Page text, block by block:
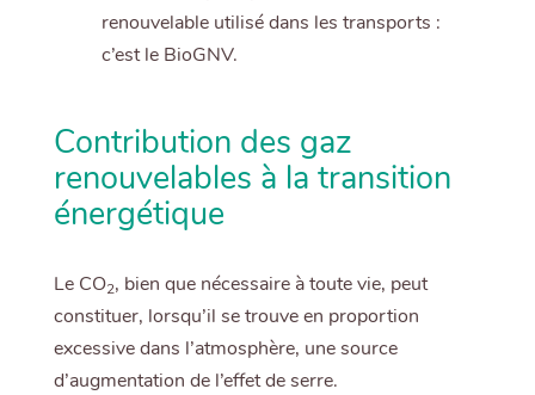
renouvelable utilisé dans les transports :
c’est le BioGNV.
Contribution des gaz
renouvelables à la transition
énergétique
Le CO2, bien que nécessaire à toute vie, peut
constituer, lorsqu’il se trouve en proportion
excessive dans l’atmosphère, une source
d’augmentation de l’effet de serre.